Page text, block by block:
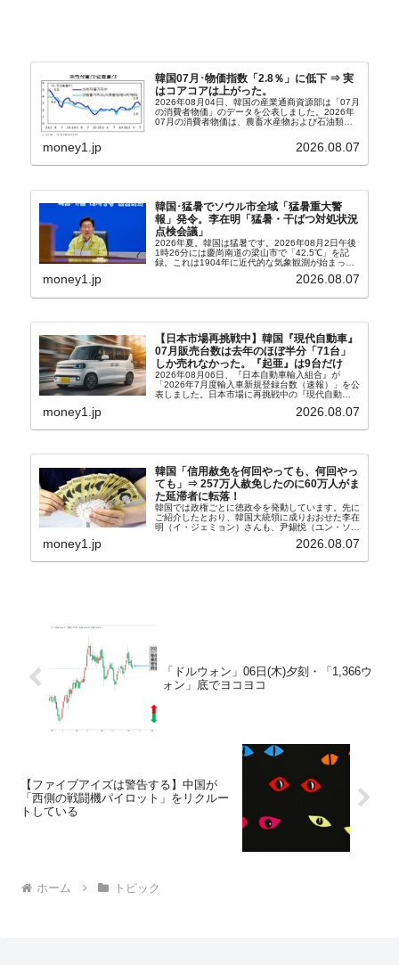
韓国07月･物価指数「2.8％」に低下 ⇒ 実
はコアコアは上がった。
2026年08月04日、韓国の産業通商資源部は「07月
の消費者物価」のデータを公表しました。2026年
07月の消費者物価は、農畜水産物および石油類の
2.8％上昇（06月は3.2％）となり、上昇率は前...
money1.jp 2026.08.07
韓国･猛暑でソウル市全域「猛暑重大警
報」発令。李在明「猛暑・干ばつ対処状況
点検会議」
2026年夏。韓国は猛暑です。2026年08月2日午後
1時26分には慶尚南道の梁山市で「42.5℃」を記
録。これは1904年に近代的な気象観測が始まって
ウル市全域への「猛暑重大警報」が発令され...
money1.jp 2026.08.07
【日本市場再挑戦中】韓国『現代自動車』
07月販売台数は去年のほぼ半分「71台」
しか売れなかった。『起亜』は9台だけ
2026年08月06日、『日本自動車輸入組合』が
「2026年7月度輸入車新規登録台数（速報）」を公
表しました。日本市場に再挑戦中の『現代自動
台数はこの中に捉えられているはずです。先月から
money1.jp 2026.08.07
韓国「信用赦免を何回やっても、何回やっ
ても」⇒ 257万人赦免したのに60万人がま
た延滞者に転落！
韓国では政権ごとに徳政令を発動しています。先に
ご紹介したとおり、韓国大統領に成りおおせた李在
明（イ・ジェミョン）さんも、尹錫悦（ユン・ソギ
バンクにして不良債権の買い取りを行い、分割償還
money1.jp 2026.08.07
「ドルウォン」06日(木)夕刻・「1,366ウ
ォン」底でヨコヨコ
【ファイブアイズは警告する】中国が
「西側の戦闘機パイロット」をリクルー
トしている
ホーム トピック